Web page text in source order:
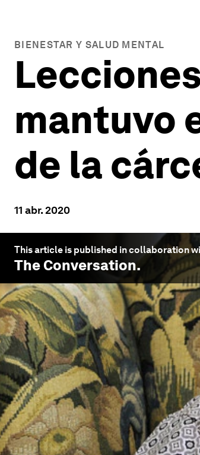
BIENESTAR Y SALUD MENTAL
mantuvo
de la
11 abr. 2020
This article is published in collaboration
The Conversation.